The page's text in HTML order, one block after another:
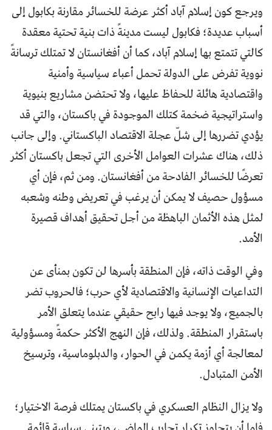
ويرجع كون إسلام آباد أكثر عرضة للخسائر مقارنة بكابول إلى
أسباب عديدة؛ فكابول ليست مدينةً ذات بنية تحتية معقدة
كالتي تتمتع بها إسلام آباد، كما أن أفغانستان لا تمتلك ترسانةً
نووية تفرض على الدولة تحمل أعباء سياسية وأمنية
واقتصادية هائلة للحفاظ عليها، ولا تحتضن مشاريع بنيوية
واستراتيجية ضخمة كتلك الموجودة في باكستان، والتي قد
يؤدي تضررها إلى شلّ عجلة الاقتصاد الباكستاني. وإلى جانب
ذلك، هناك عشرات العوامل الأخرى التي تجعل باكستان أكثر
تعرضًا للخسائر الفادحة من أفغانستان. ومن ثم، فإن أي
مسؤول حصيف لا يمكن أن يرغب في تعريض وطنه وشعبه
لمثل هذه الأثمان الباهظة من أجل تحقيق أهداف قصيرة
الأمد.
وفي الوقت ذاته، فإن المنطقة بأسرها لن تكون بمنأى عن
التداعيات الإنسانية والاقتصادية لأي حرب؛ فالحروب تضر
بالجميع، ولا يوجد فيها رابح حقيقي عندما يتعلق الأمر
باستقرار المنطقة. ولذلك، فإن النهج الأكثر حكمةً ومسؤولية
لمعالجة أي أزمة يكمن في الحوار، والدبلوماسية، وترسيخ
الأمن المتبادل.
ولا يزال النظام العسكري في باكستان يمتلك فرصة الاختيار؛